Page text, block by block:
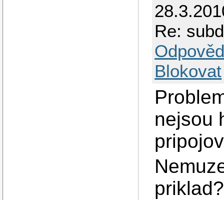
Re:
Blokovat
nejsou
priklad?